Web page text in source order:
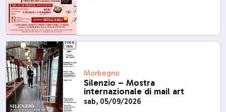
Morbegno
Silenzio – Mostra
internazionale di mail art
sab, 05/09/2026